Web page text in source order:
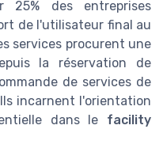
25% des entreprises
de l'utilisateur final au
services procurent une
la réservation de
de services de
incarnent l'orientation
dans le facility